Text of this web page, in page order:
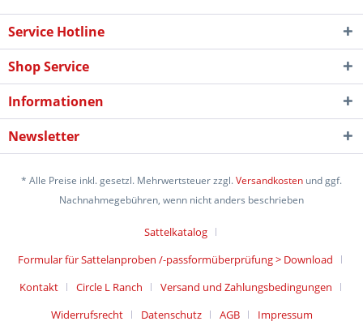
Service Hotline
Shop Service
Informationen
Newsletter
* Alle Preise inkl. gesetzl. Mehrwertsteuer zzgl.Versandkosten und ggf.
Nachnahmegebühren, wenn nicht anders beschrieben
Sattelkatalog
Formular für Sattelanproben /-passformüberprüfung > Download
Kontakt
Circle L Ranch
Versand und Zahlungsbedingungen
Widerrufsrecht
Datenschutz AGB Impressum